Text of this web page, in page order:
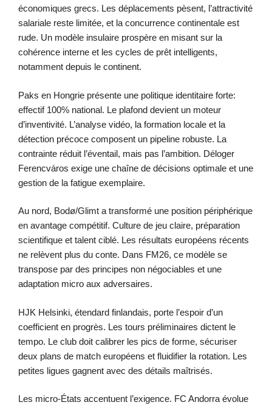
économiques grecs. Les déplacements pèsent, l’attractivité
salariale reste limitée, et la concurrence continentale est
rude. Un modèle insulaire prospère en misant sur la
cohérence interne et les cycles de prêt intelligents,
notamment depuis le continent.
Paks en Hongrie présente une politique identitaire forte:
effectif 100% national. Le plafond devient un moteur
d’inventivité. L’analyse vidéo, la formation locale et la
détection précoce composent un pipeline robuste. La
contrainte réduit l’éventail, mais pas l’ambition. Déloger
Ferencváros exige une chaîne de décisions optimale et une
gestion de la fatigue exemplaire.
Au nord, Bodø/Glimt a transformé une position périphérique
en avantage compétitif. Culture de jeu claire, préparation
scientifique et talent ciblé. Les résultats européens récents
ne relèvent plus du conte. Dans FM26, ce modèle se
transpose par des principes non négociables et une
adaptation micro aux adversaires.
HJK Helsinki, étendard finlandais, porte l’espoir d’un
coefficient en progrès. Les tours préliminaires dictent le
tempo. Le club doit calibrer les pics de forme, sécuriser
deux plans de match européens et fluidifier la rotation. Les
petites ligues gagnent avec des détails maîtrisés.
Les micro-États accentuent l’exigence. FC Andorra évolue